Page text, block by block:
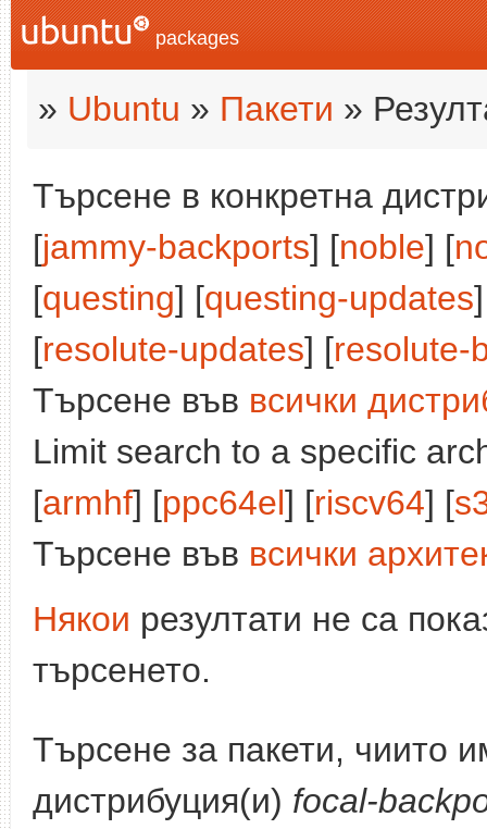
packages
» Ubuntu » Пакети »
Търсене в конкретна
[jammy-backports] [noble] [
[questing] [questing-updates
[resolute-updates] [resolute-
Търсене във всички
Limit search to a specific
[armhf] [ppc64el] [riscv64] [
Търсене във всички
Някои резултати не са
търсенето.
Търсене за пакети, чиито
дистрибуция(и) focal-